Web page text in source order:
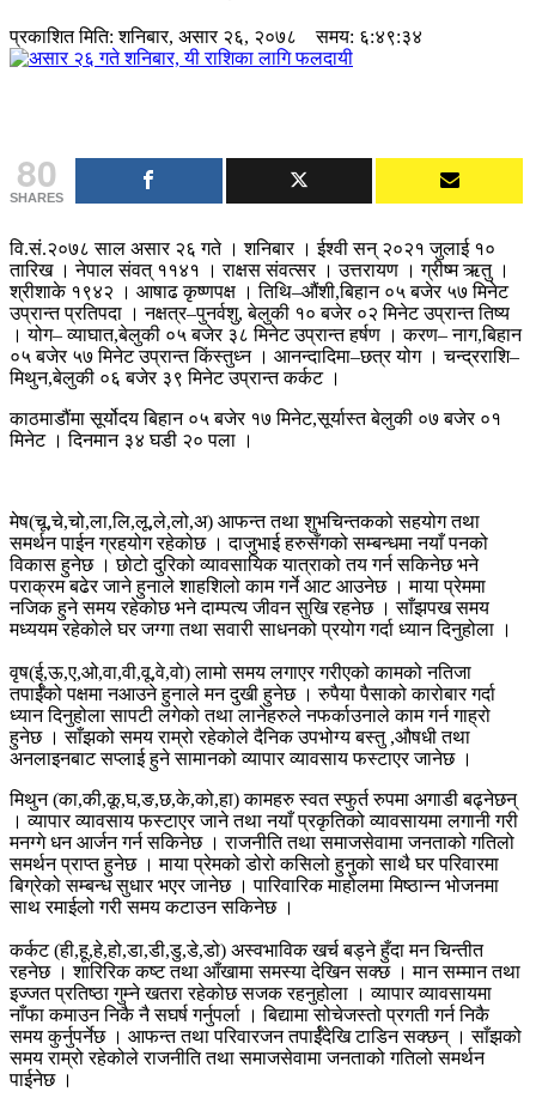
प्रकाशित मिति:शनिबार, असार २६, २०७८ समय: ६:४९:३४
80
SHARES
वि.सं.२०७८ साल असार २६ गते । शनिबार । ईश्वी सन् २०२१ जुलाई १०
तारिख । नेपाल संवत् ११४१ । राक्षस संवत्सर । उत्तरायण । ग्रीष्म ऋतु ।
श्रीशाके १९४२ । आषाढ कृष्णपक्ष । तिथि–औंशी,बिहान ०५ बजेर ५७ मिनेट
उप्रान्त प्रतिपदा । नक्षत्र–पुनर्वशु, बेलुकी १० बजेर ०२ मिनेट उप्रान्त तिष्य
। योग– व्याघात,बेलुकी ०५ बजेर ३८ मिनेट उप्रान्त हर्षण । करण– नाग,बिहान
०५ बजेर ५७ मिनेट उप्रान्त किंस्तुध्न । आनन्दादिमा–छत्र योग । चन्द्रराशि–
मिथुन,बेलुकी ०६ बजेर ३९ मिनेट उप्रान्त कर्कट ।
काठमाडौंमा सूर्योदय बिहान ०५ बजेर १७ मिनेट,सूर्यास्त बेलुकी ०७ बजेर ०१
मिनेट । दिनमान ३४ घडी २० पला ।
मेष(चू,चे,चो,ला,लि,लू,ले,लो,अ) आफन्त तथा शुभचिन्तकको सहयोग तथा
समर्थन पाईन ग्रहयोग रहेकोछ । दाजुभाई हरुसँगको सम्बन्धमा नयाँ पनको
विकास हुनेछ । छोटो दुरिको व्यावसायिक यात्राको तय गर्न सकिनेछ भने
पराक्रम बढेर जाने हुनाले शाहशिलो काम गर्ने आट आउनेछ । माया प्रेममा
नजिक हुने समय रहेकोछ भने दाम्पत्य जीवन सुखि रहनेछ । साँझपख समय
मध्ययम रहेकोले घर जग्गा तथा सवारी साधनको प्रयोग गर्दा ध्यान दिनुहोला ।
वृष(ई,ऊ,ए,ओ,वा,वी,वू,वे,वो) लामो समय लगाएर गरीएको कामको नतिजा
तपार्ईँको पक्षमा नआउने हुनाले मन दुखी हुनेछ । रुपैया पैसाको कारोबार गर्दा
ध्यान दिनुहोला सापटी लगेको तथा लानेहरुले नफर्काउनाले काम गर्न गाह्रो
हुनेछ । साँझको समय राम्रो रहेकोले दैनिक उपभोग्य बस्तु ,औषधी तथा
अनलाइनबाट सप्लाई हुने सामानको व्यापार व्यावसाय फस्टाएर जानेछ ।
मिथुन (का,की,कू,घ,ङ,छ,के,को,हा) कामहरु स्वत स्फुर्त रुपमा अगाडी बढ्नेछन्
। व्यापार व्यावसाय फस्टाएर जाने तथा नयाँ प्रकृतिको व्यावसायमा लगानी गरी
मनग्गे धन आर्जन गर्न सकिनेछ । राजनीति तथा समाजसेवामा जनताको गतिलो
समर्थन प्राप्त हुनेछ । माया प्रेमको डोरो कसिलो हुनुको साथै घर परिवारमा
बिग्रेको सम्बन्ध सुधार भएर जानेछ । पारिवारिक माहोलमा मिष्ठान्न भोजनमा
साथ रमाईलो गरी समय कटाउन सकिनेछ ।
कर्कट (ही,हू,हे,हो,डा,डी,डु,डे,डो) अस्वभाविक खर्च बड्ने हुँदा मन चिन्तीत
रहनेछ । शारिरिक कष्ट तथा आँखामा समस्या देखिन सक्छ । मान सम्मान तथा
इज्जत प्रतिष्ठा गुम्ने खतरा रहेकोछ सजक रहनुहोला । व्यापार व्यावसायमा
नाँफा कमाउन निकै नै सघर्ष गर्नुपर्ला । बिद्यामा सोचेजस्तो प्रगती गर्न निकै
समय कुर्नुपर्नेछ । आफन्त तथा परिवारजन तपार्ईँदेखि टाडिन सक्छन् । साँझको
समय राम्रो रहेकोले राजनीति तथा समाजसेवामा जनताको गतिलो समर्थन
पाईनेछ ।